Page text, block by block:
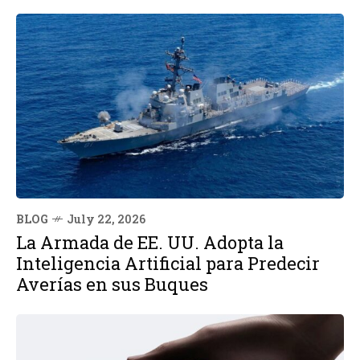
BLOG July 22, 2026
La Armada de EE. UU. Adopta la
Inteligencia Artificial para Predecir
Averías en sus Buques